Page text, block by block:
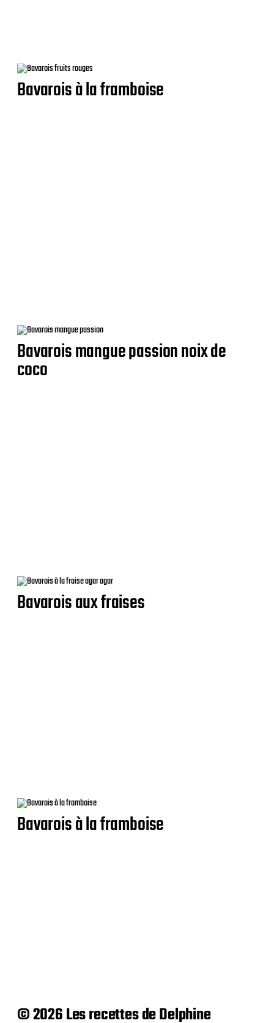
Bavarois à la framboise
Bavarois mangue passion noix de
coco
Bavarois aux fraises
Bavarois à la framboise
© 2026 Les recettes de Delphine